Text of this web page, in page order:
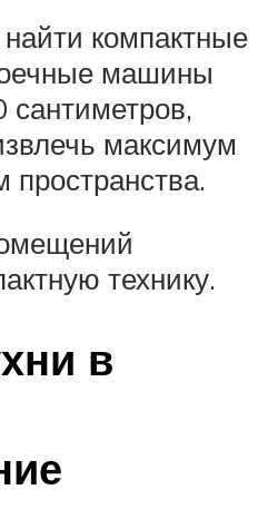
компактные
машины
сантиметров,
максимум
пространства.
технику.
в